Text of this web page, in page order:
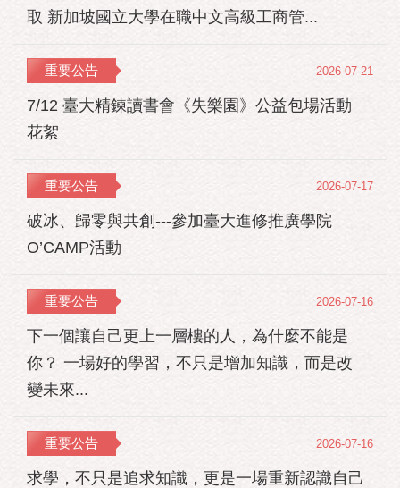
取 新加坡國立大學在職中文高級工商管...
重要公告
7/12 臺大精鍊讀書會《失樂園》公益包場活動
花絮
2026-07-21
重要公告
破冰、歸零與共創---參加臺大進修推廣學院
O’CAMP活動
2026-07-17
重要公告
下一個讓自己更上一層樓的人，為什麼不能是
你？ 一場好的學習，不只是增加知識，而是改
變未來...
2026-07-16
重要公告
求學，不只是追求知識，更是一場重新認識自己
2026-07-16